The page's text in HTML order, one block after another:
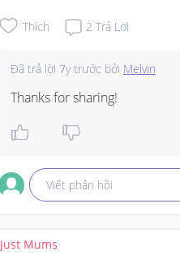
Thích 2 Trả Lời
Đã trả lời 7y trước bởi Melvin
Thanks for sharing!
Viết phản hồi
Just Mums